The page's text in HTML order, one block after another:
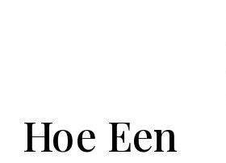
Hoe Een